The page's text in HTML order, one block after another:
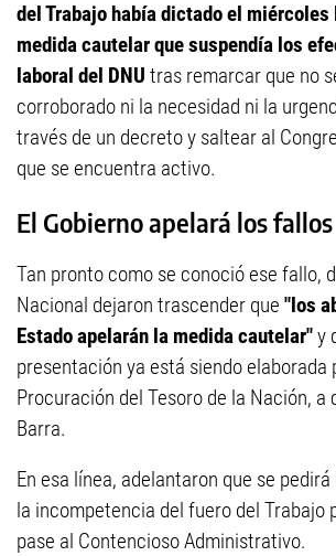
del Trabajo había dictado el miércoles
medida cautelar que suspendía los
laboral del DNU tras remarcar que no
corroborado ni la necesidad ni la
través de un decreto y saltear al
que se encuentra activo.
El Gobierno apelará los fallos
Tan pronto como se conoció ese fallo,
Nacional dejaron trascender que "los
Estado apelarán la medida cautelar"y
presentación ya está siendo elaborada
Procuración del Tesoro de la Nación, a
Barra.
En esa línea, adelantaron que se
la incompetencia del fuero del Trabajo
pase al Contencioso Administrativo.